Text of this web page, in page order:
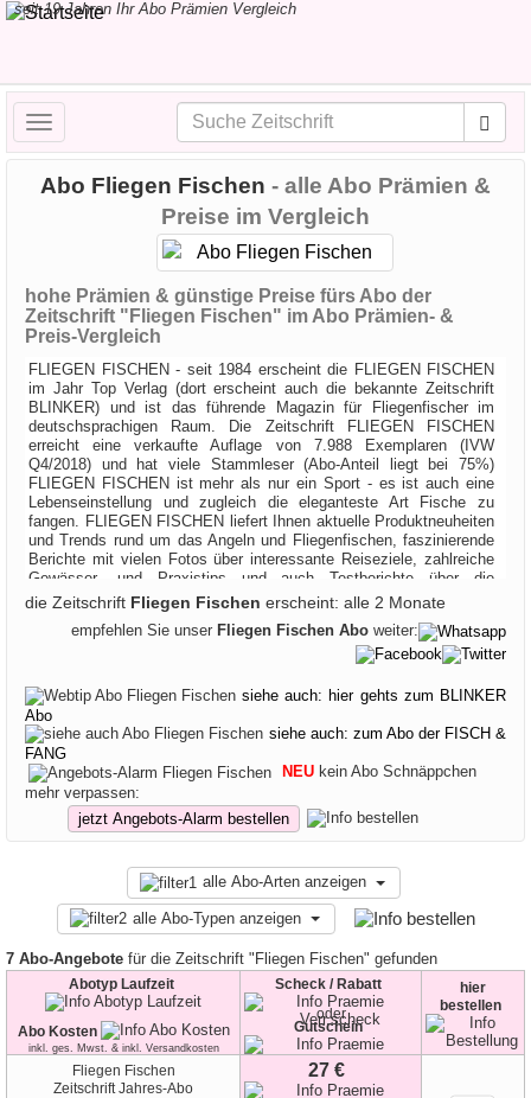
seit 19 Jahren Ihr Abo Prämien Vergleich
Toggle
navigation
Abo Fliegen Fischen - alle Abo Prämien &
Preise im Vergleich
hohe Prämien & günstige Preise fürs Abo der
Zeitschrift "Fliegen Fischen" im Abo Prämien- &
Preis-Vergleich
FLIEGEN FISCHEN - seit 1984 erscheint die FLIEGEN FISCHEN
im Jahr Top Verlag (dort erscheint auch die bekannte Zeitschrift
BLINKER) und ist das führende Magazin für Fliegenfischer im
deutschsprachigen Raum. Die Zeitschrift FLIEGEN FISCHEN
erreicht eine verkaufte Auflage von 7.988 Exemplaren (IVW
Q4/2018) und hat viele Stammleser (Abo-Anteil liegt bei 75%)
FLIEGEN FISCHEN ist mehr als nur ein Sport - es ist auch eine
Lebenseinstellung und zugleich die eleganteste Art Fische zu
fangen. FLIEGEN FISCHEN liefert Ihnen aktuelle Produktneuheiten
und Trends rund um das Angeln und Fliegenfischen, faszinierende
Berichte mit vielen Fotos über interessante Reiseziele, zahlreiche
Gewässer- und Praxistips und auch Testberichte über die
Ausrüstung. FLIEGEN FISCHEN ein Muß für jeden Fan dieses
Sports. Sie finden fürs Abo der FLIEGEN FISCHEN viele
interessante Angebote bei uns im Prämien Vergleich und können Ihr
FLIEGEN FISCHEN Abo gleich selbst im Shop mit der höchsten
Fliegenfischern die Möglichkeit, regelmäßig umfassende
Informationen, Praxis-Tipps und faszinierende Geschichten rund
um ihren Lieblingssport zu erhalten. Mit einem FLIEGEN FISCHEN
Abo verpassen Sie keine Ausgabe und profitieren von fundierten
Artikeln über neue Techniken, innovative Ausrüstung, Angelreviere
und exklusive Reiseberichte. Jede Ausgabe der FLIEGEN
FISCHEN enthält detaillierte Praxistipps, Erfahrungsberichte von
Profi-Anglern, Tests von Fliegen, Ruten und Rollen sowie
inspirierende Fotos von atemberaubenden Gewässern weltweit. Ein
FLIEGEN FISCHEN Abo ist ideal für Einsteiger und erfahrene
Fliegenfischer, die ihre Fähigkeiten verbessern, neue Fanggebiete
entdecken und stets auf dem neuesten Stand der Branche bleiben
möchten. Durch ein FLIEGEN FISCHEN Abo sichern Sie sich
bequem die Lieferung direkt nach Hause und profitieren gleichzeitig
von attraktiven Prämien und Sonderangeboten. Das FLIEGEN
FISCHEN Abo verbindet Leidenschaft, Wissen und Inspiration in
jeder Ausgabe und macht es zu einem unverzichtbaren Begleiter für
alle, die den Fliegenfischersport lieben. Jetzt FLIEGEN FISCHEN
Abo abschließen, Prämie auswählen und Teil der großen FLIEGEN
FISCHEN Community werden, die Leidenschaft für das
Fliegenfischen teilt und lebt.
die Zeitschrift Fliegen Fischen erscheint: alle 2 Monate
empfehlen Sie unser Fliegen Fischen Abo weiter:
siehe auch: hier gehts zum BLINKER
Abo
siehe auch: zum Abo der FISCH &
FANG
NEU kein Abo Schnäppchen
mehr verpassen:
jetzt Angebots-Alarm bestellen
alle Abo-Arten anzeigen
alle Abo-Typen anzeigen
7 Abo-Angebote für die Zeitschrift "Fliegen Fischen" gefunden
Abotyp Laufzeit
Abo Kosten
inkl. ges. Mwst. & inkl. Versandkosten
Scheck / Rabatt
oder
Gutschein
hier
bestellen
Fliegen Fischen
Zeitschrift Jahres-Abo
27 €